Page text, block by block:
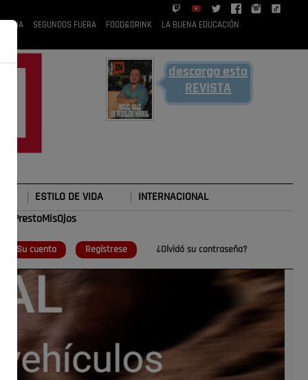
RUBIA SEGUNDOS FUERA FOOD&DRINK
LA BUENA EDUCACIÓN
descarga esta
REVISTA
ESTILO DE VIDA INTERNACIONAL
#TePrestoMisOjos
Su cuenta Regístrese ¿Olvidó su contraseña?